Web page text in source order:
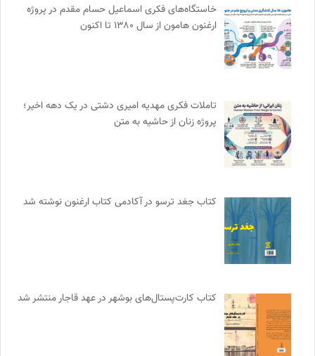
خاستگاه‌های فکری اسماعیل حسام مقدم در پروژه
ارغنون هامون از سال ۱۳۸۰ تا اکنون
تاملات فکری مهدیه امیری دشتی در یک دهه اخیر؛
پروژه زنان از حاشیه به متن
کتاب جغد ترسو در آکادمی کتاب ارغنون نوشته شد
کتاب کارت‌پستال‌های بوشهر در عهد قاجار منتشر شد